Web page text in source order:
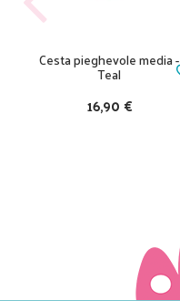
Cesta pieghevole media -
Teal
16,90 €